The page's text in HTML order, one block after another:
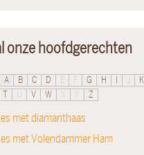
onze hoofdgerechten
A B C D E F G H K
T U V W X Y Z
met diamanthaas
met Volendammer Ham